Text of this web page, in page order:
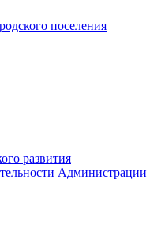
поселения
развития
Администрации